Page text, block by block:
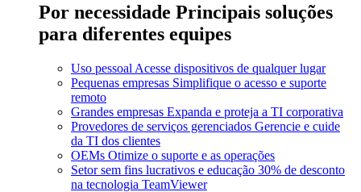
Por necessidade Principais soluções
para diferentes equipes
Uso pessoal Acesse dispositivos de qualquer lugar
Pequenas empresas Simplifique o acesso e suporte
remoto
Grandes empresas Expanda e proteja a TI corporativa
Provedores de serviços gerenciados Gerencie e cuide
da TI dos clientes
OEMs Otimize o suporte e as operações
Setor sem fins lucrativos e educação 30% de desconto
na tecnologia TeamViewer